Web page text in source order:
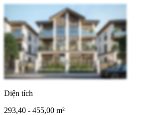
Diện tích
293,40 - 455,00 m²